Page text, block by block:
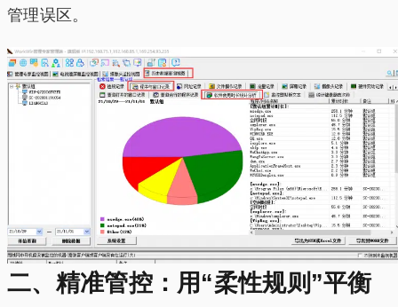
管理误区。
二、精准管控：用“柔性规则”平衡